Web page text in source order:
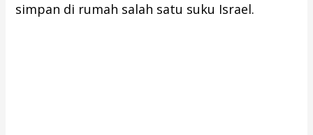
simpan di rumah salah satu suku Israel.